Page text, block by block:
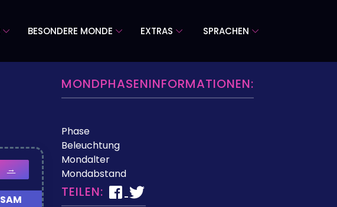
BESONDERE MONDE EXTRAS SPRACHEN
→
SAM
MONDPHASENINFORMATIONEN:
Phase
Beleuchtung
Mondalter
Mondabstand
TEILEN: